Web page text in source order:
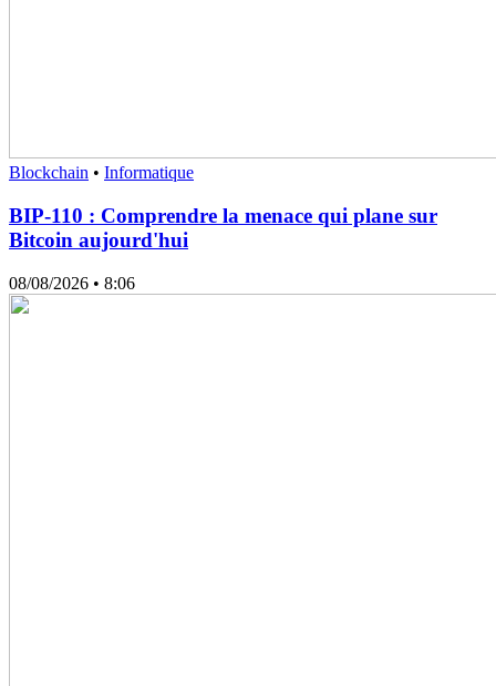
Blockchain • Informatique
BIP-110 : Comprendre la menace qui plane sur
Bitcoin aujourd'hui
08/08/2026 • 8:06